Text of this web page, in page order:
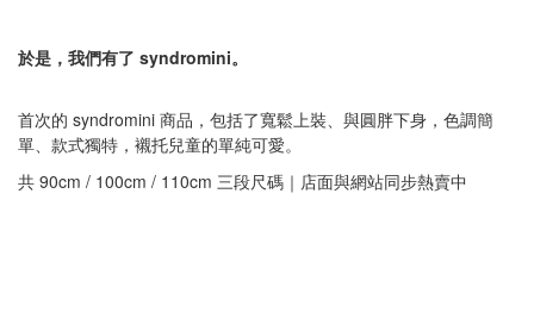
於是，我們有了 syndromini。
首次的 syndromini 商品，包括了寬鬆上裝、與圓胖下身，色調簡
單、款式獨特，襯托兒童的單純可愛。
共 90cm / 100cm / 110cm 三段尺碼｜店面與網站同步熱賣中